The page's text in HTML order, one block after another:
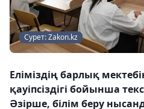
Сурет: Zakon.kz
Еліміздің барлық
қауіпсіздігі бойынша
Әзірше, білім беру